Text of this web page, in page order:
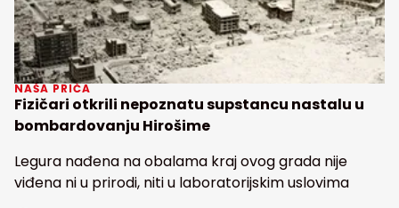
NAŠA PRIČA
Fizičari otkrili nepoznatu supstancu nastalu u
bombardovanju Hirošime
Legura nađena na obalama kraj ovog grada nije
viđena ni u prirodi, niti u laboratorijskim uslovima